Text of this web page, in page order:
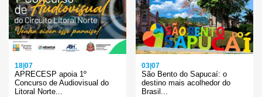
18|07
APRECESP apoia 1º
Concurso de Audiovisual do
Litoral Norte...
03|07
São Bento do Sapucaí: o
destino mais acolhedor do
Brasil...